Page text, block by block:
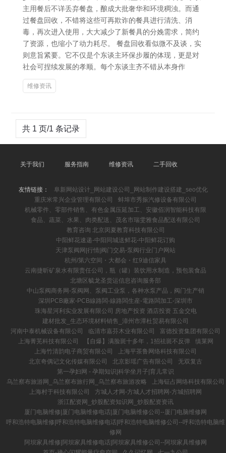
主用餐后不详丢弃餐盘，酿成大批奢华和环境稠浊。而通
过餐盘回收，不错将这些可再欺诈的餐具进行清洗、消
毒，再次进入使用，大大减少了新餐具的分娩需求，简约
了资源，也缩小了动力耗尽。 餐盘回收看似微不及谈，实
则意旨紧要。它不仅是个东谈主环保步履的体现，更是对
社会可捏续发展的孝顺。每个东谈主齐不错从本身作
维修资讯
共 1 页/1 条记录
关于我们 服务指南 维修资讯 二手回收
友情链接：
阜新网站设计_网站建设公司_网站制作建设搭建_seo优化
重庆米常兴企业管理有限公司
蚌埠市秀振汽修设备有限公司
机械零件、零部件销售、有色金属压延加工、安徽佰润智能科技有限
食品、蔬菜、水果、肉类配送、茂名市瑞雯雅食品配送有限公司
教育咨询 北京闵夏教育科技有限公司
中阳鲜花速递-中阳同城送鲜花-中阳鲜花订购
天津泵阀网|行情|阀门交易-泵阀行业门户网站
杭州/第六空间・大都会・红9迪信家具
云南捷昕矿泉水有限责任公司，瓶（罐）装饮用水制造，预包装食品
北塘区毓龙圣货运信息咨询服务部
中山泵阀商务网-泵阀网、泵阀工业泵，各种水泵产品，阀门生产销
深圳PCB廠家-PCB線路闆-線路闆生産-電路闆加工-深圳市
珠海星河利实业发展有限公司 房地产投资 酒店投资 五金交电
建材批发_生态环境材料销售_漳州市潭杜贸易有限公司
河南中泰机械设备有限公司
临清市嘉芬木业有限公司
富德投资集团有限公司
上海菁芜科技有限公司
【自爆】满脸斑十多年，1招祛斑不反弹
缜莱网
上海竹清韵电子商贸有限公司
上海平茶鲁网络科技有限公司
北京奇偶记文化传媒有限公司
北京影瑶广告有限公司
无双复古
第一孕妇网 - 孕期知识|科学坐月子|育儿常识
乌兰察布旅游网_乌兰察布旅行网_乌兰察布旅游攻略
上海钲占网络科技有限公司
上海村于科技有限公司
方城人才网-方城人才招聘网-方城招聘网
浙江配资网_炒股配资知识网_炒股配资资讯
厦门电脑维修|厦门电脑维修电话|厦门电脑维修公司--厦门电脑维修网
呼和浩特电脑维修|呼和浩特电脑维修电话|呼和浩特电脑维修公司--呼和浩特电脑维
修网
阿坝家具维修|阿坝家具维修电话|阿坝家具维修公司--阿坝家具维修网